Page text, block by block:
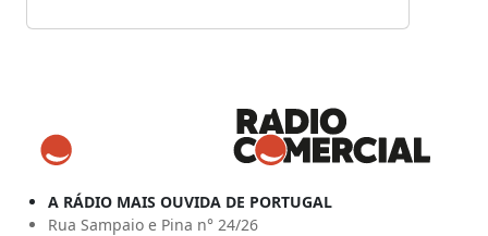
A RÁDIO MAIS OUVIDA DE PORTUGAL
Rua Sampaio e Pina n° 24/26